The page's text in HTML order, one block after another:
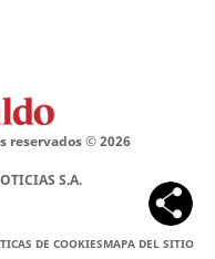
reservados ©2026
S.A.
DE COOKIESMAPA DEL SITIO